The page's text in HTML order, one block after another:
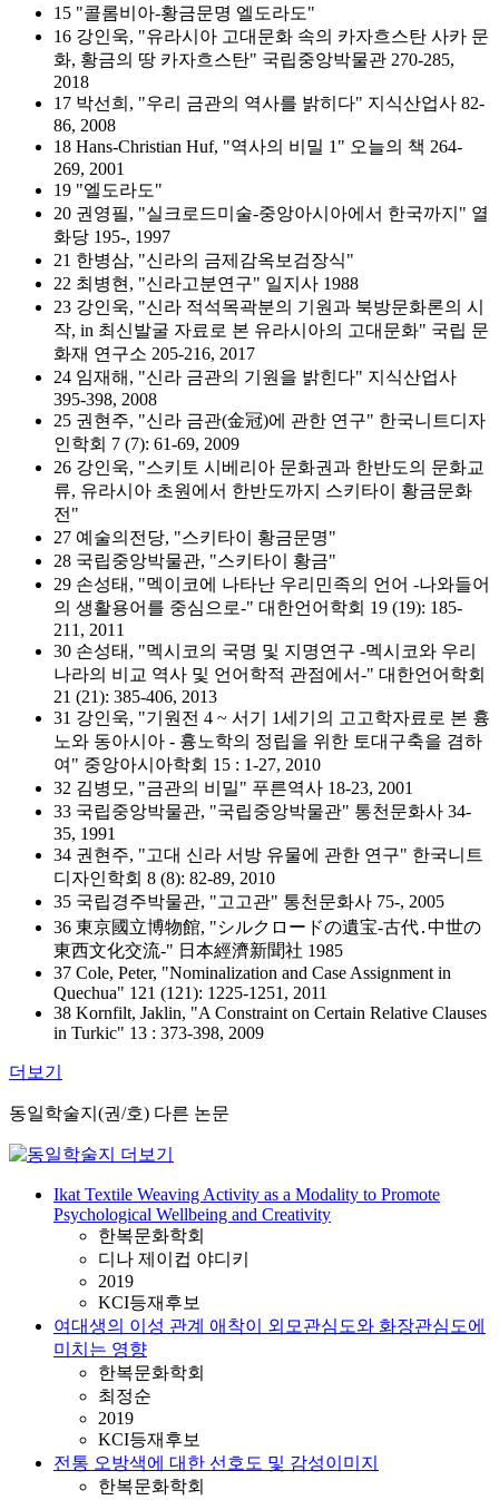
15 "콜롬비아-황금문명 엘도라도"
16 강인욱, "유라시아 고대문화 속의 카자흐스탄 사카 문
화, 황금의 땅 카자흐스탄" 국립중앙박물관 270-285,
2018
17 박선희, "우리 금관의 역사를 밝히다" 지식산업사 82-
86, 2008
18 Hans-Christian Huf, "역사의 비밀 1" 오늘의 책 264-
269, 2001
19 "엘도라도"
20 권영필, "실크로드미술-중앙아시아에서 한국까지" 열
화당 195-, 1997
21 한병삼, "신라의 금제감옥보검장식"
22 최병현, "신라고분연구" 일지사 1988
23 강인욱, "신라 적석목곽분의 기원과 북방문화론의 시
작, in 최신발굴 자료로 본 유라시아의 고대문화" 국립 문
화재 연구소 205-216, 2017
24 임재해, "신라 금관의 기원을 밝힌다" 지식산업사
395-398, 2008
25 권현주, "신라 금관(金冠)에 관한 연구" 한국니트디자
인학회 7 (7): 61-69, 2009
26 강인욱, "스키토 시베리아 문화권과 한반도의 문화교
류, 유라시아 초원에서 한반도까지 스키타이 황금문화
전"
27 예술의전당, "스키타이 황금문명"
28 국립중앙박물관, "스키타이 황금"
29 손성태, "멕이코에 나타난 우리민족의 언어 -나와들어
의 생활용어를 중심으로-" 대한언어학회 19 (19): 185-
211, 2011
30 손성태, "멕시코의 국명 및 지명연구 -멕시코와 우리
나라의 비교 역사 및 언어학적 관점에서-" 대한언어학회
21 (21): 385-406, 2013
31 강인욱, "기원전 4 ~ 서기 1세기의 고고학자료로 본 흉
노와 동아시아 - 흉노학의 정립을 위한 토대구축을 겸하
여" 중앙아시아학회 15 : 1-27, 2010
32 김병모, "금관의 비밀" 푸른역사 18-23, 2001
33 국립중앙박물관, "국립중앙박물관" 통천문화사 34-
35, 1991
34 권현주, "고대 신라 서방 유물에 관한 연구" 한국니트
디자인학회 8 (8): 82-89, 2010
35 국립경주박물관, "고고관" 통천문화사 75-, 2005
36 東京國立博物館, "シルクロードの遺宝-古代․中世の
東西文化交流-" 日本經濟新聞社 1985
37 Cole, Peter, "Nominalization and Case Assignment in
Quechua" 121 (121): 1225-1251, 2011
38 Kornfilt, Jaklin, "A Constraint on Certain Relative Clauses
in Turkic" 13 : 373-398, 2009
더보기
동일학술지(권/호) 다른 논문
Ikat Textile Weaving Activity as a Modality to Promote
Psychological Wellbeing and Creativity
한복문화학회
디나 제이컵 야디키
2019
KCI등재후보
여대생의 이성 관계 애착이 외모관심도와 화장관심도에
미치는 영향
한복문화학회
최정순
2019
KCI등재후보
전통 오방색에 대한 선호도 및 감성이미지
한복문화학회